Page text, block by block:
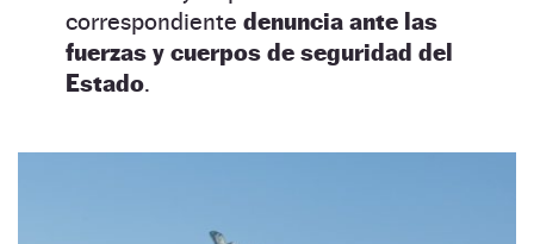
correspondiente denuncia ante las
fuerzas y cuerpos de seguridad del
Estado.